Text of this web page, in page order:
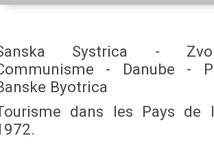
Systrica -
- Danube -
Byotrica
dans les Pays de